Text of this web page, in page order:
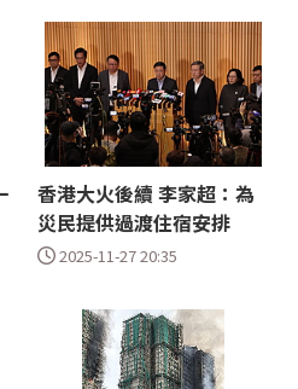
香港大火後續 李家超：為
災民提供過渡住宿安排
2025-11-27 20:35